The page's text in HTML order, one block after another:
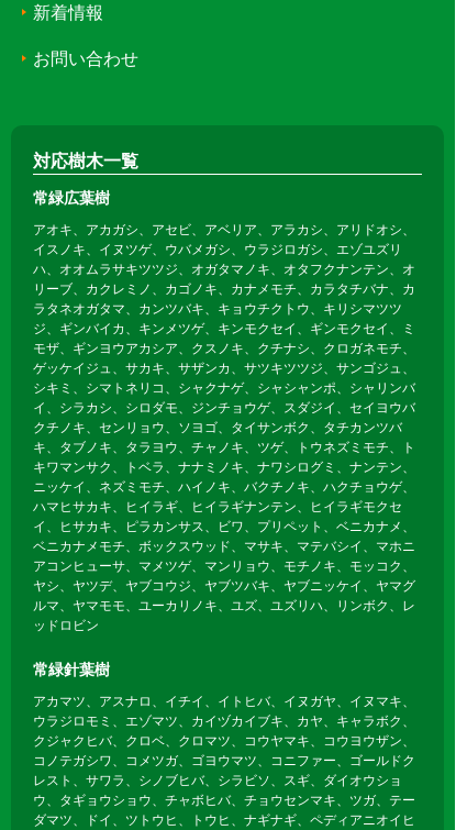
新着情報
お問い合わせ
対応樹木一覧
常緑広葉樹
アオキ、アカガシ、アセビ、アベリア、アラカシ、アリドオシ、
イスノキ、イヌツゲ、ウバメガシ、ウラジロガシ、エゾユズリ
ハ、オオムラサキツツジ、オガタマノキ、オタフクナンテン、オ
リーブ、カクレミノ、カゴノキ、カナメモチ、カラタチバナ、カ
ラタネオガタマ、カンツバキ、キョウチクトウ、キリシマツツ
ジ、ギンバイカ、キンメツゲ、キンモクセイ、ギンモクセイ、ミ
モザ、ギンヨウアカシア、クスノキ、クチナシ、クロガネモチ、
ゲッケイジュ、サカキ、サザンカ、サツキツツジ、サンゴジュ、
シキミ、シマトネリコ、シャクナゲ、シャシャンポ、シャリンバ
イ、シラカシ、シロダモ、ジンチョウゲ、スダジイ、セイヨウバ
クチノキ、センリョウ、ソヨゴ、タイサンボク、タチカンツバ
キ、タブノキ、タラヨウ、チャノキ、ツゲ、トウネズミモチ、ト
キワマンサク、トベラ、ナナミノキ、ナワシログミ、ナンテン、
ニッケイ、ネズミモチ、ハイノキ、バクチノキ、ハクチョウゲ、
ハマヒサカキ、ヒイラギ、ヒイラギナンテン、ヒイラギモクセ
イ、ヒサカキ、ピラカンサス、ビワ、プリペット、ベニカナメ、
ベニカナメモチ、ボックスウッド、マサキ、マテバシイ、マホニ
アコンヒューサ、マメツゲ、マンリョウ、モチノキ、モッコク、
ヤシ、ヤツデ、ヤブコウジ、ヤブツバキ、ヤブニッケイ、ヤマグ
ルマ、ヤマモモ、ユーカリノキ、ユズ、ユズリハ、リンボク、レ
ッドロビン
常緑針葉樹
アカマツ、アスナロ、イチイ、イトヒバ、イヌガヤ、イヌマキ、
ウラジロモミ、エゾマツ、カイヅカイブキ、カヤ、キャラボク、
クジャクヒバ、クロベ、クロマツ、コウヤマキ、コウヨウザン、
コノテガシワ、コメツガ、ゴヨウマツ、コニファー、ゴールドク
レスト、サワラ、シノブヒバ、シラビソ、スギ、ダイオウショ
ウ、タギョウショウ、チャボヒバ、チョウセンマキ、ツガ、テー
ダマツ、ドイ、ツトウヒ、トウヒ、ナギナギ、ペディアニオイヒ